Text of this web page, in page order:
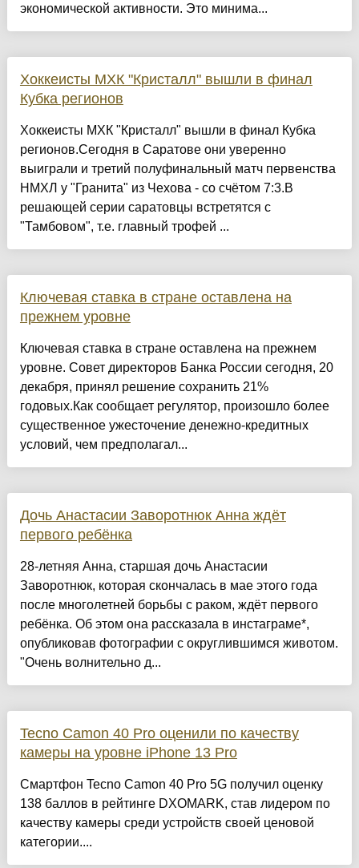
экономической активности. Это минима...
Хоккеисты МХК "Кристалл" вышли в финал
Кубка регионов
Хоккеисты МХК "Кристалл" вышли в финал Кубка
регионов.Сегодня в Саратове они уверенно
выиграли и третий полуфинальный матч первенства
НМХЛ у "Гранита" из Чехова - со счётом 7:3.В
решающей серии саратовцы встретятся с
"Тамбовом", т.е. главный трофей ...
Ключевая ставка в стране оставлена на
прежнем уровне
Ключевая ставка в стране оставлена на прежнем
уровне. Совет директоров Банка России сегодня, 20
декабря, принял решение сохранить 21%
годовых.Как сообщает регулятор, произошло более
существенное ужесточение денежно-кредитных
условий, чем предполагал...
Дочь Анастасии Заворотнюк Анна ждёт
первого ребёнка
28-летняя Анна, старшая дочь Анастасии
Заворотнюк, которая скончалась в мае этого года
после многолетней борьбы с раком, ждёт первого
ребёнка. Об этом она рассказала в инстаграме*,
опубликовав фотографии с округлившимся животом.
"Очень волнительно д...
Tecno Camon 40 Pro оценили по качеству
камеры на уровне iPhone 13 Pro
Смартфон Tecno Camon 40 Pro 5G получил оценку
138 баллов в рейтинге DXOMARK, став лидером по
качеству камеры среди устройств своей ценовой
категории....